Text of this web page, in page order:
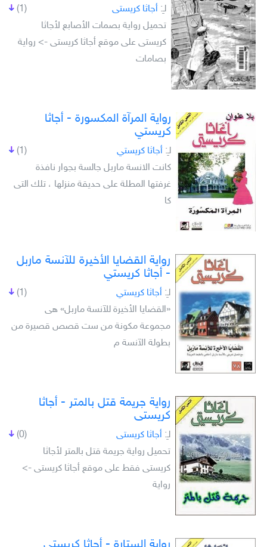
(1) لـِ: أجاثا كريستى
تحميل رواية بصمات الأصابع لأجاثا
كريستى على موقع أجاثا كريستى -> رواية
بصامات
رواية المرآة المكسورة - أجاثا
كريستي
(1) لـِ: أجاثا كريستي
كانت الانسة ماربل جالسة بجوار نافذة
غرفتها المطلة على حديقة منزلها ، تلك التى
كا
رواية القضايا الأخيرة للآنسة ماربل
- أجاثا كريستي
(1) لـِ: أجاثا كريستي
«القضايا الأخيرة للآنسة ماربل» هى
مجموعة مكونة من ست قصص قصيرة من
بطولة الآنسة م
رواية جريمة قتل بالمتر - أجاثا
كريستى
(0) لـِ: أجاثا كريستى
تحميل رواية جريمة قتل بالمتر لأجاثا
كريستى فقط على موقع أجاثا كريستى ->
رواية